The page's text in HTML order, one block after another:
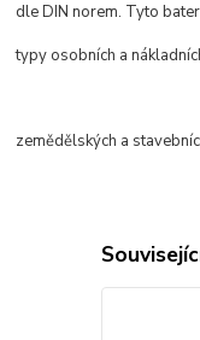
dle DIN norem. Tyto
typy osobních a
zemědělských a